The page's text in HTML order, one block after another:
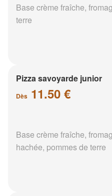
Base crème fraîche,
terre
Pizza savoyarde junior
Dès 11.50 €
Base crème fraîche,
hachée, pommes de terre